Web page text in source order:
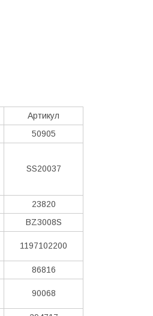
Артикул
50905
SS20037
23820
BZ3008S
1197102200
86816
90068